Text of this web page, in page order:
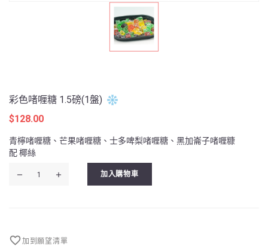
彩色啫喱糖 1.5磅(1盤)
$128.00
青檸啫喱糖、芒果啫喱糖、士多啤梨啫喱糖、黑加崙子啫喱糠
配 椰絲
磅
加入購物車
加到願望清單